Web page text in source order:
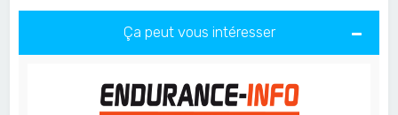
Ça peut vous intéresser